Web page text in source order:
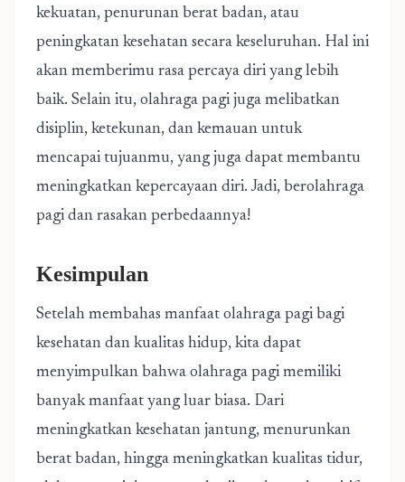
kekuatan, penurunan berat badan, atau
peningkatan kesehatan secara keseluruhan. Hal ini
akan memberimu rasa percaya diri yang lebih
baik. Selain itu, olahraga pagi juga melibatkan
disiplin, ketekunan, dan kemauan untuk
mencapai tujuanmu, yang juga dapat membantu
meningkatkan kepercayaan diri. Jadi, berolahraga
pagi dan rasakan perbedaannya!
Kesimpulan
Setelah membahas manfaat olahraga pagi bagi
kesehatan dan kualitas hidup, kita dapat
menyimpulkan bahwa olahraga pagi memiliki
banyak manfaat yang luar biasa. Dari
meningkatkan kesehatan jantung, menurunkan
berat badan, hingga meningkatkan kualitas tidur,